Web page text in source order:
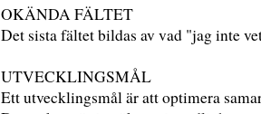
OKÄNDA FÄLTET
Det sista fältet bildas av vad "jag inte
UTVECKLINGSMÅL
Ett utvecklingsmål är att optimera